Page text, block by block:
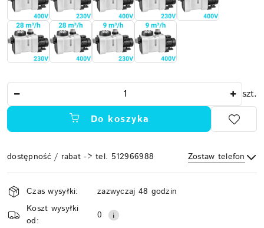
szt.
Do koszyka
dostępność / rabat -> tel. 512966988 Zostaw telefon
Wyślij
Dostępność
i
dostawa
Czas wysyłki:
zazwyczaj 48 godzin
Koszt wysyłki
od:
0